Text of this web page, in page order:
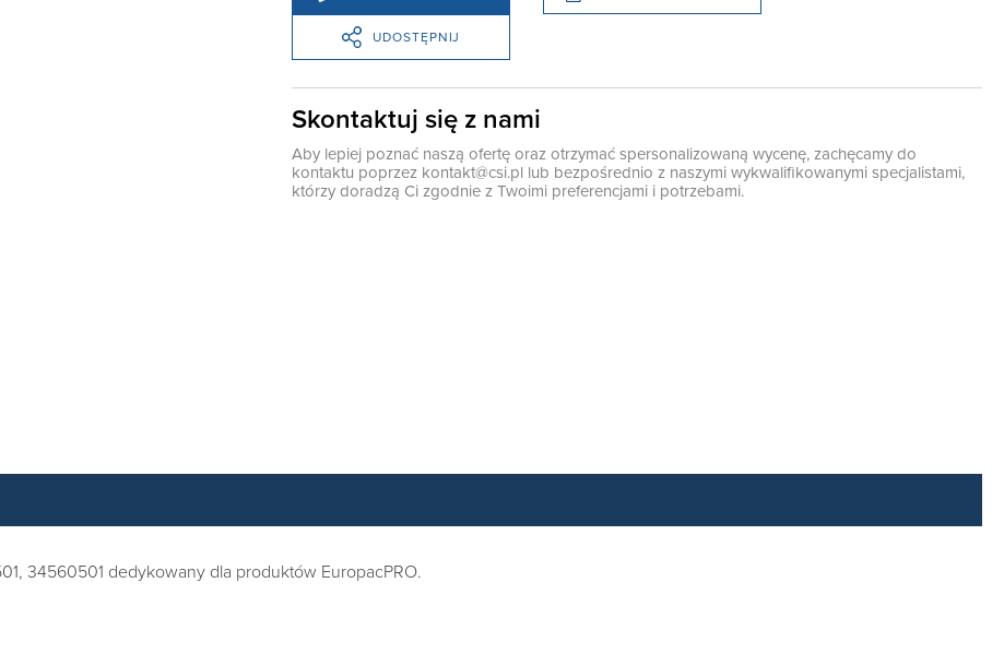
UDOSTĘPNIJ
Skontaktuj się z nami
Aby lepiej poznać naszą ofertę oraz otrzymać spersonalizowaną wycenę, zachęcamy do
kontaktu poprzez kontakt@csi.pl lub bezpośrednio z naszymi wykwalifikowanymi specjalistami,
którzy doradzą Ci zgodnie z Twoimi preferencjami i potrzebami.
34560501 dedykowany dla produktów EuropacPRO.